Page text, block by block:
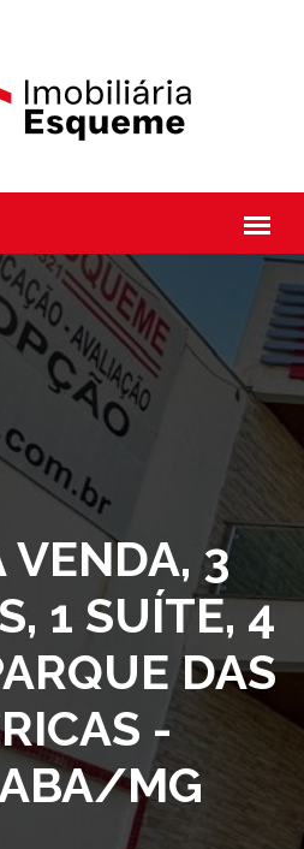
VENDA, 3
1 SUÍTE, 4
DAS
-
MG